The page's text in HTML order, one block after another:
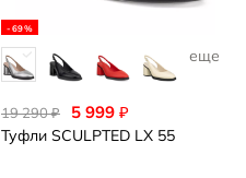
-69%
еще 1
5 999 ₽
19 290₽
Туфли SCULPTED LX 55